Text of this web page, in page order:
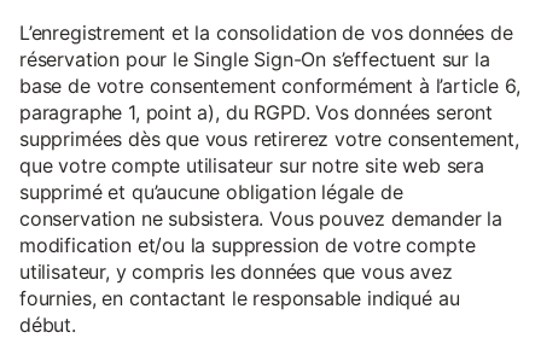
L’enregistrement et la consolidation de vos données de
réservation pour le Single Sign-On s’effectuent sur la
base de votre consentement conformément à l’article 6,
paragraphe 1, point a), du RGPD. Vos données seront
supprimées dès que vous retirerez votre consentement,
que votre compte utilisateur sur notre site web sera
supprimé et qu’aucune obligation légale de
conservation ne subsistera. Vous pouvez demander la
modification et/ou la suppression de votre compte
utilisateur, y compris les données que vous avez
fournies, en contactant le responsable indiqué au
début.